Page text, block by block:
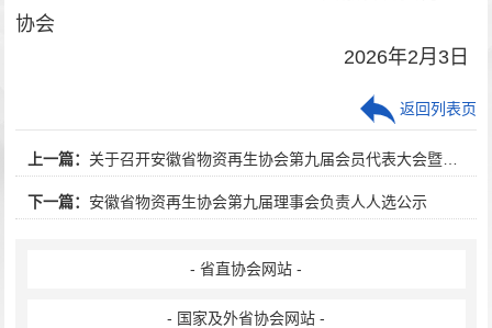
协会
2026年2月 3 日
上一篇： 关于召开安徽省物资再生协会第九届会员代表大会暨全省再生资源行业会议的通知
下一篇： 安徽省物资再生协会第九届理事会负责人人选公示
返回列表页
- 省直协会网站 -
- 国家及外省协会网站 -